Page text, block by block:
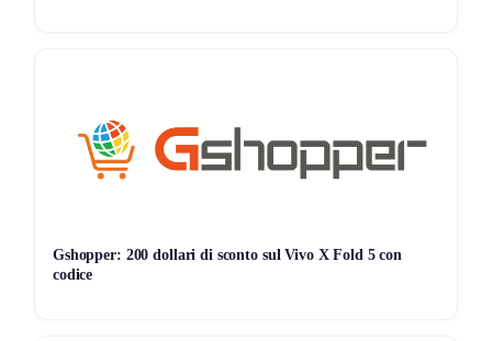
Gshopper: 200 dollari di sconto sul Vivo X Fold 5 con
codice